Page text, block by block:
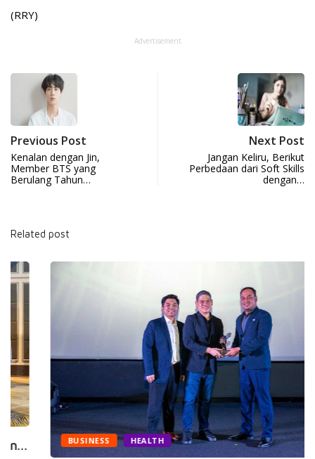
(RRY)
Advertisement
Previous Post
Kenalan dengan Jin,
Member BTS yang
Berulang Tahun…
Next Post
Jangan Keliru, Berikut
Perbedaan dari Soft Skills
dengan…
Related post
BUSINESS HEALTH